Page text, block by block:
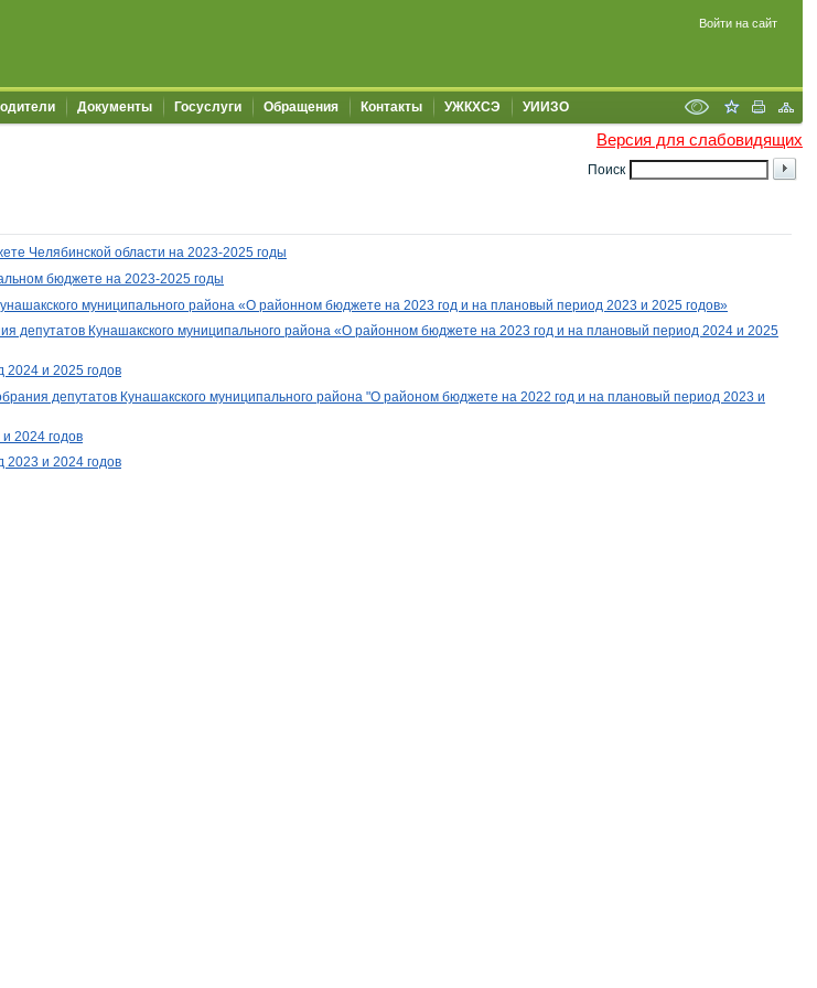
Войти на сайт
Документы Госуслуги Обращения Контакты УЖКХСЭ УИИЗО
Версия для слабовидящих
Поиск
Челябинской области на 2023-2025 годы
бюджете на 2023-2025 годы
муниципального района «О районном бюджете на 2023 год и на плановый период 2023 и 2025 годов»
Кунашакского муниципального района «О районном бюджете на 2023 год и на плановый период 2024 и 2025
2024 и 2025 годов
депутатов Кунашакского муниципального района "О районом бюджете на 2022 год и на плановый период 2023 и
2024 годов
2023 и 2024 годов